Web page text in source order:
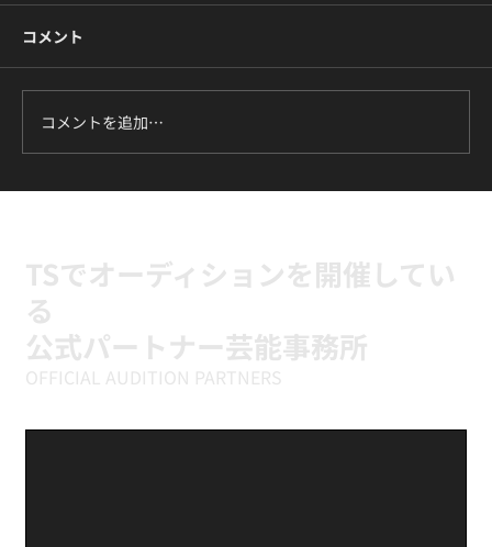
コメント
コメントを追加…
TSでオーディションを開催してい
る
公式パートナー芸能事務所
OFFICIAL AUDITION PARTNERS